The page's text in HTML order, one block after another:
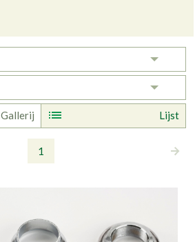
Toggle
Toggle
Gallerij
Lijst
1